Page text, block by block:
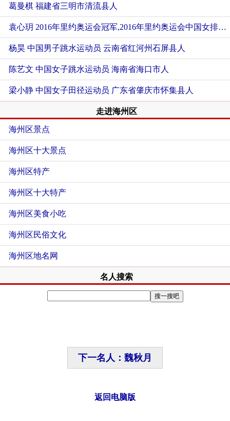
葛曼棋 福建省三明市清流县人
袁心玥 2016年里约奥运会冠军,2016年里约奥运会中国女排运动员
杨昊 中国男子跳水运动员 云南省红河州石屏县人
陈艺文 中国女子跳水运动员 海南省海口市人
梁小静 中国女子田径运动员 广东省肇庆市怀集县人
走进海州区
海州区景点
海州区十大景点
海州区特产
海州区十大特产
海州区美食小吃
海州区民俗文化
海州区地名网
名人搜索
下一名人：魏秋月
返回电脑版